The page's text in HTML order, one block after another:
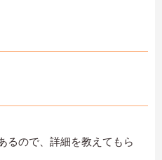
るので、詳細を教えてもら